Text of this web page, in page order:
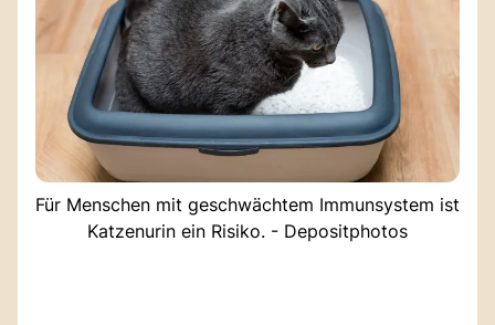
Für Menschen mit geschwächtem Immunsystem ist
Katzenurin ein Risiko. - Depositphotos